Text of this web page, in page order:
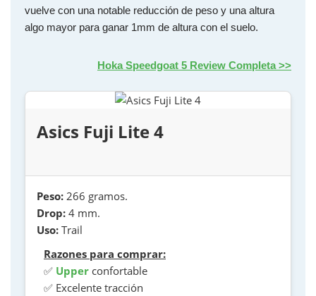
vuelve con una notable reducción de peso y una altura
algo mayor para ganar 1mm de altura con el suelo.
Hoka Speedgoat 5 Review Completa >>
Asics Fuji Lite 4
Peso: 266 gramos.
Drop: 4 mm.
Uso: Trail
Razones para comprar:
✅ Upper confortable
✅ Excelente tracción